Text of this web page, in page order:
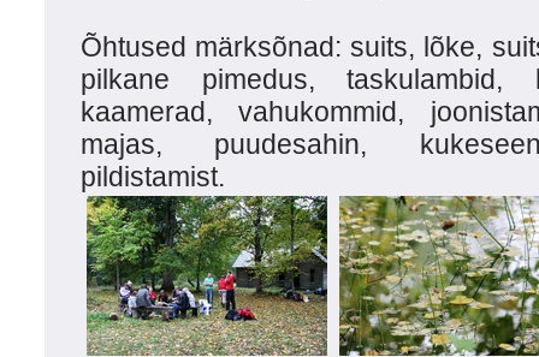
Õhtused märksõnad: suits, lõke,
pilkane pimedus,
kaamerad, vahukommid,
majas, puudesahin,
pildistamist.